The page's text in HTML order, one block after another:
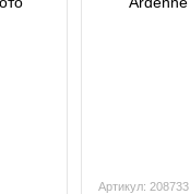
Артикул: 208733